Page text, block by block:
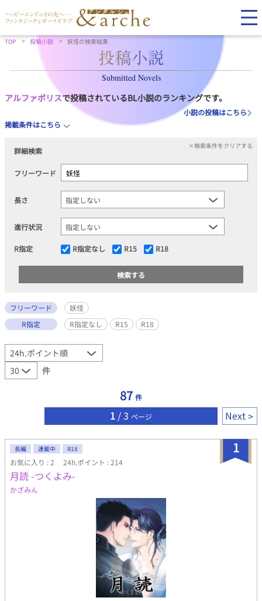
TOP 投稿小説 妖怪の検索結果
Submitted Novels
アルファポリスで投稿されているBL小説のランキングです。
小説の投稿はこちら
掲載条件はこちら
詳細検索
×検索条件をクリアする
フリーワード
長さ
進行状況
R指定 R指定なし R15 R18
フリーワード
妖怪
R指定
R指定なし R15 R18
件
87 件
1 / 3 ページ Next
1
長編 連載中 R18
お気に入り : 2 24h.ポイント : 214
月読 -つくよみ-
かざみん